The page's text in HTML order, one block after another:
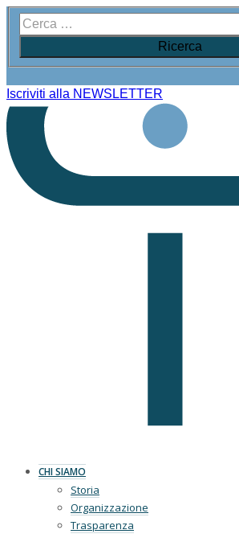
Iscriviti alla NEWSLETTER
CHI SIAMO
Storia
Organizzazione
Trasparenza